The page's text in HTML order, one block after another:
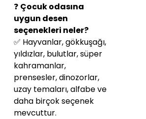
❓ Çocuk odasına
uygun desen
seçenekleri neler?
✅ Hayvanlar, gökkuşağı,
yıldızlar, bulutlar, süper
kahramanlar,
prensesler, dinozorlar,
uzay temaları, alfabe ve
daha birçok seçenek
mevcuttur.